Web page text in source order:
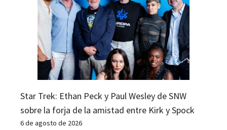
Star Trek: Ethan Peck y Paul Wesley de SNW
sobre la forja de la amistad entre Kirk y Spock
6 de agosto de 2026